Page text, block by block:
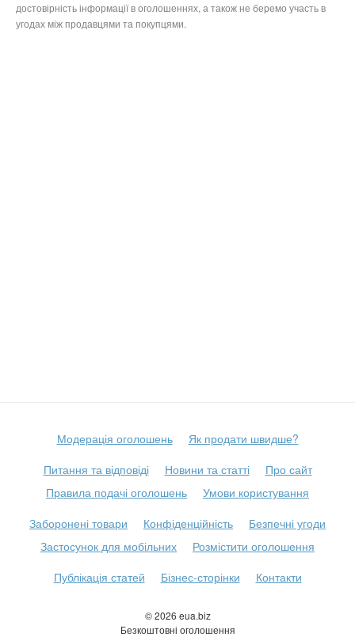
достовірність інформації в оголошеннях, а також не беремо участь в
угодах між продавцями та покупцями.
© 2026 eua.biz
Безкоштовні оголошення
Модерація оголошень
Як продати швидше?
Питання та відповіді
Новини та статті
Про сайт
Правила подачі оголошень
Умови користування
Заборонені товари
Конфіденційність
Безпечні угоди
Застосунок для мобільних
Розмістити оголошення
Публікація статей
Бізнес-сторінки Контакти